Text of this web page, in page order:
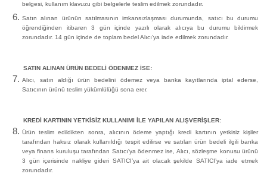
belgesi, kullanım klavuzu gibi belgelerle teslim edilmek zorundadır.
Satın alınan ürünün satılmasının imkansızlaşması durumunda, satıcı bu durumu
öğrendiğinden itibaren 3 gün içinde yazılı olarak alıcıya bu durumu bildirmek
zorundadır. 14 gün içinde de toplam bedel Alıcı’ya iade edilmek zorundadır.
SATIN ALINAN ÜRÜN BEDELİ ÖDENMEZ İSE:
Alıcı, satın aldığı ürün bedelini ödemez veya banka kayıtlarında iptal ederse,
Satıcının ürünü teslim yükümlülüğü sona erer.
KREDİ KARTININ YETKİSİZ KULLANIMI İLE YAPILAN ALIŞVERİŞLER:
Ürün teslim edildikten sonra, alıcının ödeme yaptığı kredi kartının yetkisiz kişiler
tarafından haksız olarak kullanıldığı tespit edilirse ve satılan ürün bedeli ilgili banka
veya finans kuruluşu tarafından Satıcı'ya ödenmez ise, Alıcı, sözleşme konusu ürünü
3 gün içerisinde nakliye gideri SATICI’ya ait olacak şekilde SATICI’ya iade etmek
zorundadır.